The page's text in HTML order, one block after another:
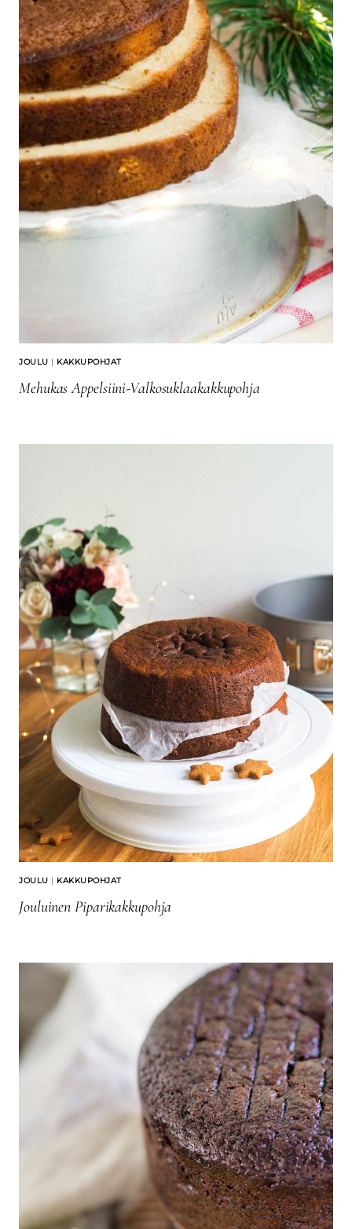
JOULU | KAKKUPOHJAT
Mehukas Appelsiini-Valkosuklaakakkupohja
JOULU | KAKKUPOHJAT
Jouluinen Piparikakkupohja